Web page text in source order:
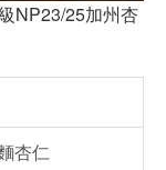
NP23/25加州杏
杏仁